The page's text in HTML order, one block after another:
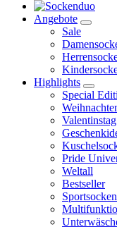
Angebote
Sale
Highlights
Special
Valentinstag
Pride
Weltall
Bestseller
Sportsocken